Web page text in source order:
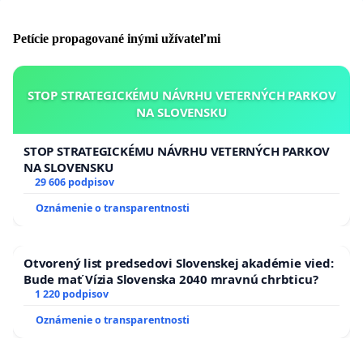
Petície propagované inými užívateľmi
STOP STRATEGICKÉMU NÁVRHU VETERNÝCH PARKOV
NA SLOVENSKU
STOP STRATEGICKÉMU NÁVRHU VETERNÝCH PARKOV
NA SLOVENSKU
29 606 podpisov
Oznámenie o transparentnosti
Otvorený list predsedovi Slovenskej akadémie vied:
Bude mať Vízia Slovenska 2040 mravnú chrbticu?
1 220 podpisov
Oznámenie o transparentnosti